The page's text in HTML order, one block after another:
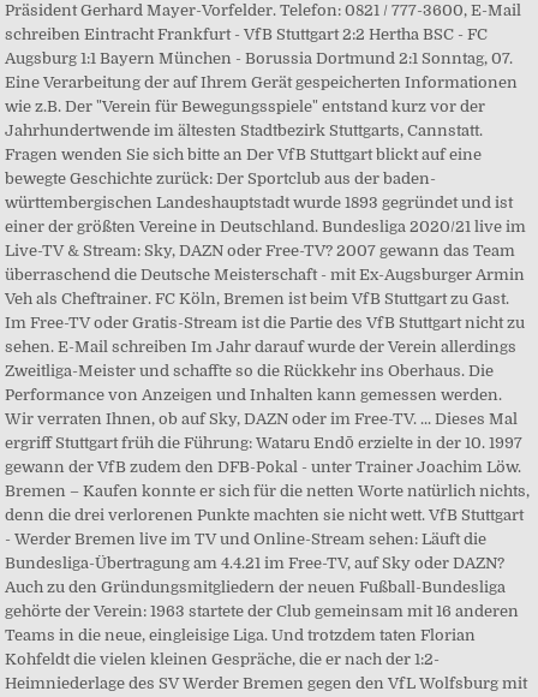
Präsident Gerhard Mayer-Vorfelder. Telefon: 0821 / 777-3600, E-Mail
schreiben Eintracht Frankfurt - VfB Stuttgart 2:2 Hertha BSC - FC
Augsburg 1:1 Bayern München - Borussia Dortmund 2:1 Sonntag, 07.
Eine Verarbeitung der auf Ihrem Gerät gespeicherten Informationen
wie z.B. Der "Verein für Bewegungsspiele" entstand kurz vor der
Jahrhundertwende im ältesten Stadtbezirk Stuttgarts, Cannstatt.
Fragen wenden Sie sich bitte an Der VfB Stuttgart blickt auf eine
bewegte Geschichte zurück: Der Sportclub aus der baden-
württembergischen Landeshauptstadt wurde 1893 gegründet und ist
einer der größten Vereine in Deutschland. Bundesliga 2020/21 live im
Live-TV & Stream: Sky, DAZN oder Free-TV? 2007 gewann das Team
überraschend die Deutsche Meisterschaft - mit Ex-Augsburger Armin
Veh als Cheftrainer. FC Köln, Bremen ist beim VfB Stuttgart zu Gast.
Im Free-TV oder Gratis-Stream ist die Partie des VfB Stuttgart nicht zu
sehen. E-Mail schreiben Im Jahr darauf wurde der Verein allerdings
Zweitliga-Meister und schaffte so die Rückkehr ins Oberhaus. Die
Performance von Anzeigen und Inhalten kann gemessen werden.
Wir verraten Ihnen, ob auf Sky, DAZN oder im Free-TV. ... Dieses Mal
ergriff Stuttgart früh die Führung: Wataru Endō erzielte in der 10. 1997
gewann der VfB zudem den DFB-Pokal - unter Trainer Joachim Löw.
Bremen – Kaufen konnte er sich für die netten Worte natürlich nichts,
denn die drei verlorenen Punkte machten sie nicht wett. VfB Stuttgart
- Werder Bremen live im TV und Online-Stream sehen: Läuft die
Bundesliga-Übertragung am 4.4.21 im Free-TV, auf Sky oder DAZN?
Auch zu den Gründungsmitgliedern der neuen Fußball-Bundesliga
gehörte der Verein: 1963 startete der Club gemeinsam mit 16 anderen
Teams in die neue, eingleisige Liga. Und trotzdem taten Florian
Kohfeldt die vielen kleinen Gespräche, die er nach der 1:2-
Heimniederlage des SV Werder Bremen gegen den VfL Wolfsburg mit